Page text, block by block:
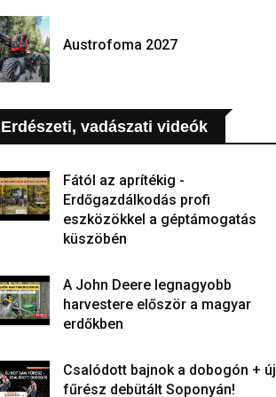
Austrofoma 2027
Erdészeti, vadászati videók
Fától az aprítékig -
Erdőgazdálkodás profi
eszközökkel a géptámogatás
küszöbén
A John Deere legnagyobb
harvestere először a magyar
erdőkben
Csalódott bajnok a dobogón + új
fűrész debütált Soponyán!